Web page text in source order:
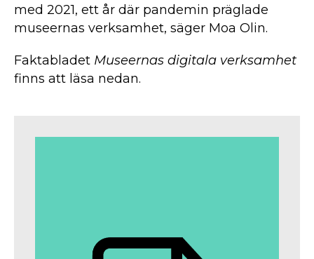
med 2021, ett år där pandemin präglade
museernas verksamhet, säger Moa Olin.
Faktabladet Museernas digitala verksamhet
finns att läsa nedan.